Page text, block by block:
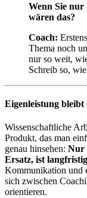
Wenn Sie nur
wären das?
Coach:
Thema noch
nur so weit,
Schreib so,
Eigenleistung bleibt
Wissenschaftliche
Produkt, das man
genau hinsehen: Nur
Ersatz, ist
Kommunikation und
sich zwischen
orientieren.